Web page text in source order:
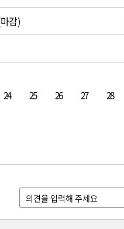
감)
24 25 26 27 28